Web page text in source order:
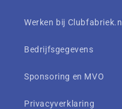
Werken bij Clubfabriek.nl
Bedrijfsgegevens
Sponsoring en MVO
Privacyverklaring